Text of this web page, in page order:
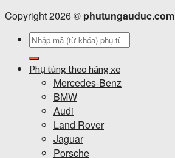
Copyright 2026 © phutungauduc.com
Tìm
Phụ tùng theo hãng xe
Mercedes-Benz
BMW
Audi
Land Rover
Jaguar
Porsche